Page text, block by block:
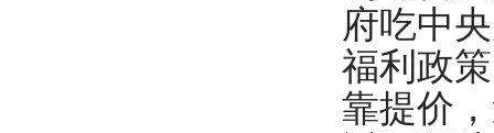
府吃中
福利政
靠提价